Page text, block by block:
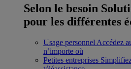
Selon le besoin
pour les différentes
Usage personnel Accédez
n’importe où
Petites entreprises